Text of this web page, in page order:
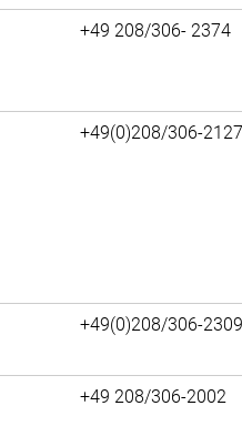
+49 208/306- 2374
+49(0)208/306-2127
+49(0)208/306-2309
+49 208/306-2002